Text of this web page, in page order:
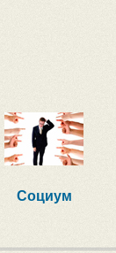
Социум